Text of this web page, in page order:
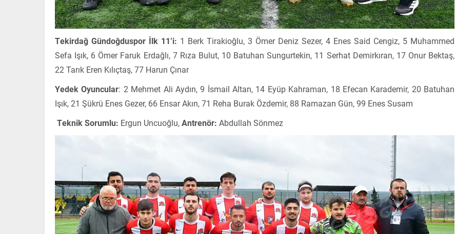
Tekirdağ Gündoğduspor İlk 11’i: 1 Berk Tirakioğlu, 3 Ömer Deniz Sezer, 4 Enes Said Cengiz, 5 Muhammed
Sefa Işık, 6 Ömer Faruk Erdağlı, 7 Rıza Bulut, 10 Batuhan Sungurtekin, 11 Serhat Demirkıran, 17 Onur Bektaş,
22 Tarık Eren Kılıçtaş, 77 Harun Çınar
Yedek Oyuncular: 2 Mehmet Ali Aydın, 9 İsmail Altan, 14 Eyüp Kahraman, 18 Efecan Karademir, 20 Batuhan
Işık, 21 Şükrü Enes Gezer, 66 Ensar Akın, 71 Reha Burak Özdemir, 88 Ramazan Gün, 99 Enes Susam
Teknik Sorumlu: Ergun Uncuoğlu,Antrenör: Abdullah Sönmez